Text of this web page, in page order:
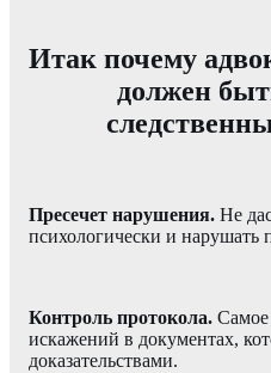
Итак почему
должен
Пресечет нарушения. Не
психологически и нарушать
Контроль протокола.
искажений в документах,
доказательствами.